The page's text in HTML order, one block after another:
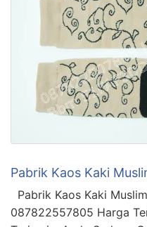
Pabrik Kaos Kaki
Pabrik Kaos Kaki
087822557805 Harga